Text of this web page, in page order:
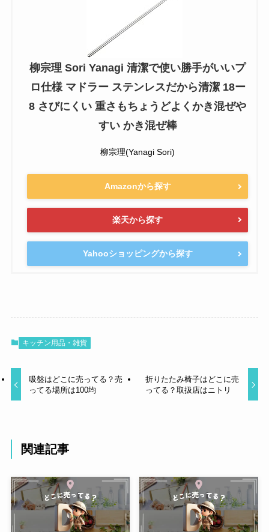
柳宗理 Sori Yanagi 清潔で使い勝手がいいプ
ロ仕様 マドラー ステンレスだから清潔 18ー
8 さびにくい 重さもちょうどよくかき混ぜや
すい かき混ぜ棒
柳宗理(Yanagi Sori)
Amazonから探す
楽天から探す
Yahooショッピングから探す
キッチン用品・雑貨
吸盤はどこに売ってる？売
ってる場所は100均
折りたたみ椅子はどこに売
ってる？取扱店はニトリ
関連記事